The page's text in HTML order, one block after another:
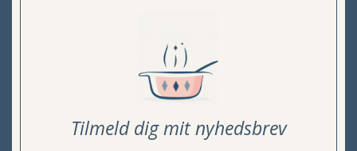
Tilmeld dig mit nyhedsbrev